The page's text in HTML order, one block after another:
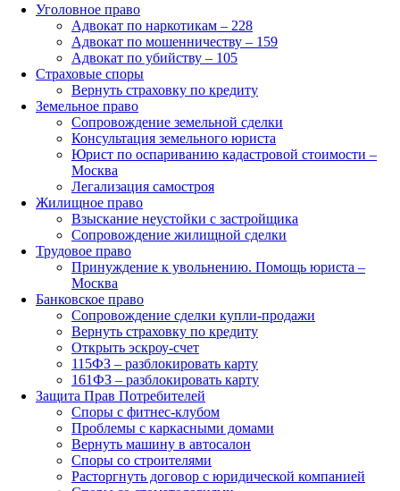
Уголовное право
Адвокат по наркотикам – 228
Адвокат по мошенничеству – 159
Адвокат по убийству – 105
Страховые споры
Вернуть страховку по кредиту
Земельное право
Сопровождение земельной сделки
Консультация земельного юриста
Юрист по оспариванию кадастровой стоимости –
Москва
Легализация самостроя
Жилищное право
Взыскание неустойки с застройщика
Сопровождение жилищной сделки
Трудовое право
Принуждение к увольнению. Помощь юриста –
Москва
Банковское право
Сопровождение сделки купли-продажи
Вернуть страховку по кредиту
Открыть эскроу-счет
115ФЗ – разблокировать карту
161ФЗ – разблокировать карту
Защита Прав Потребителей
Споры с фитнес-клубом
Проблемы с каркасными домами
Вернуть машину в автосалон
Споры со строителями
Расторгнуть договор с юридической компанией